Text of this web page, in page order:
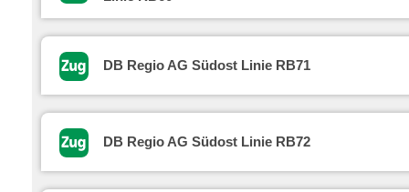
DB Regio AG Südost Linie RB71
DB Regio AG Südost Linie RB72